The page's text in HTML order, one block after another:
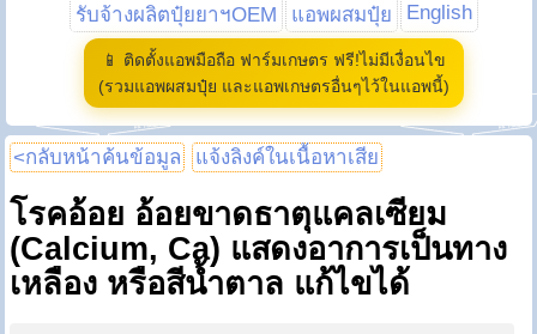
รับจ้างผลิตปุ๋ยยาฯOEM
แอพผสมปุ๋ย English
📱 ติดตั้งแอพมือถือ ฟาร์มเกษตร ฟรี!ไม่มีเงื่อนไข
(รวมแอพผสมปุ๋ย และแอพเกษตรอื่นๆไว้ในแอพนี้)
<กลับหน้าค้นข้อมูล แจ้งลิงค์ในเนื้อหาเสีย
โรคอ้อย อ้อยขาดธาตุแคลเซียม
(Calcium, Ca) แสดงอาการเป็นทาง
เหลือง หรือสีน้ำตาล แก้ไขได้